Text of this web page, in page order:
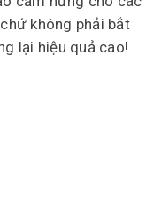
không phải bắt
lại hiệu quả cao!